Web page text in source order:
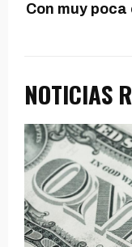
Con muy
NOTICIAS